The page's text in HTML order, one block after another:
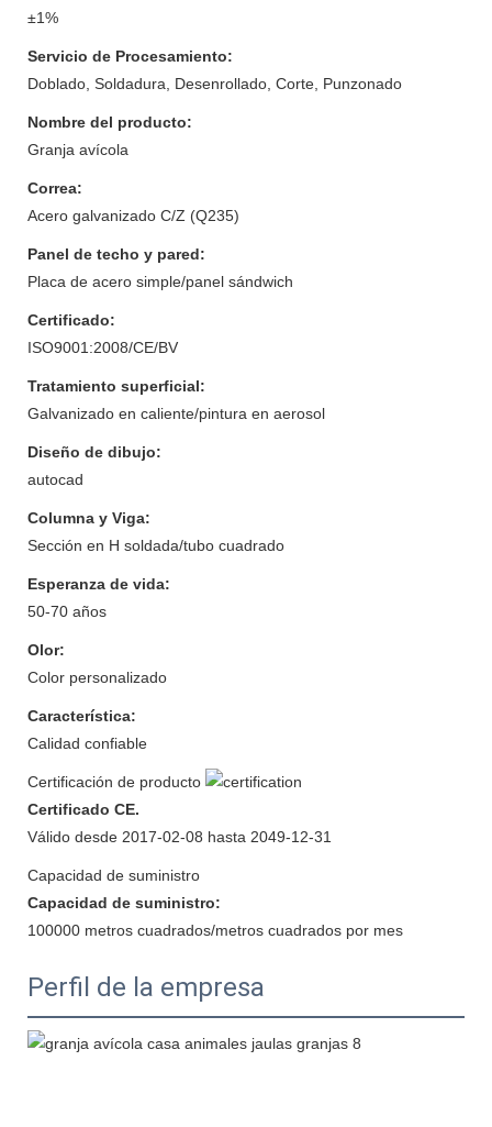
±1%
Servicio de Procesamiento:
Doblado, Soldadura, Desenrollado, Corte, Punzonado
Nombre del producto:
Granja avícola
Correa:
Acero galvanizado C/Z (Q235)
Panel de techo y pared:
Placa de acero simple/panel sándwich
Certificado:
ISO9001:2008/CE/BV
Tratamiento superficial:
Galvanizado en caliente/pintura en aerosol
Diseño de dibujo:
autocad
Columna y Viga:
Sección en H soldada/tubo cuadrado
Esperanza de vida:
50-70 años
Olor:
Color personalizado
Característica:
Calidad confiable
Certificación de producto
Certificado CE.
Válido desde 2017-02-08 hasta 2049-12-31
Capacidad de suministro
Capacidad de suministro:
100000 metros cuadrados/metros cuadrados por mes
Perfil de la empresa